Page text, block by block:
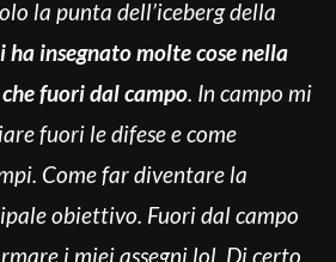
la punta dell’iceberg della
ha insegnato molte cose nella
fuori dal campo. In campo mi
fuori le difese e come
Come far diventare la
obiettivo. Fuori dal campo
i miei assegni lol. Di certo